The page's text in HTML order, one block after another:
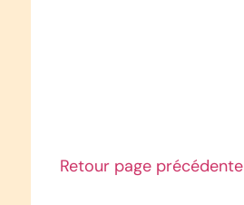
Retour page précédente